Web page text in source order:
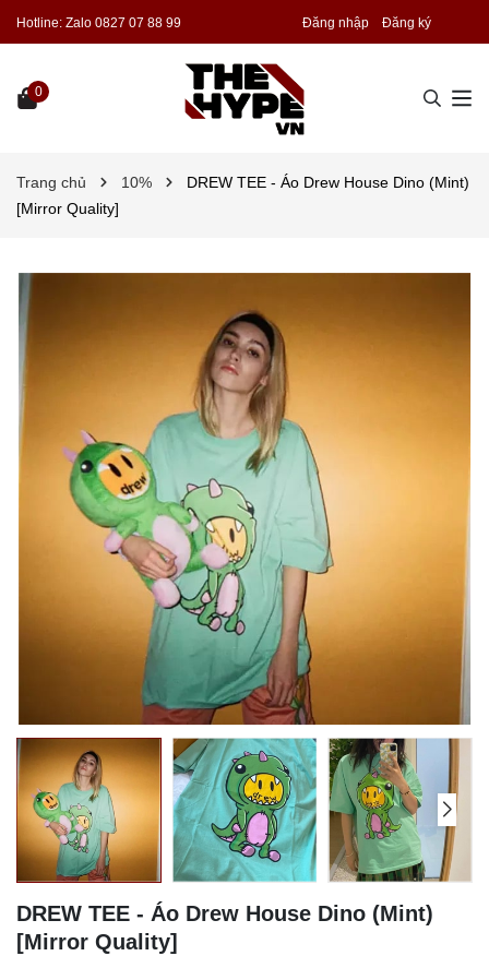
Hotline: Zalo 0827 07 88 99 Đăng nhập Đăng ký
0
Trang chủ 10%
DREW TEE - Áo Drew House Dino (Mint)
[Mirror Quality]
DREW TEE - Áo Drew House Dino (Mint)
[Mirror Quality]